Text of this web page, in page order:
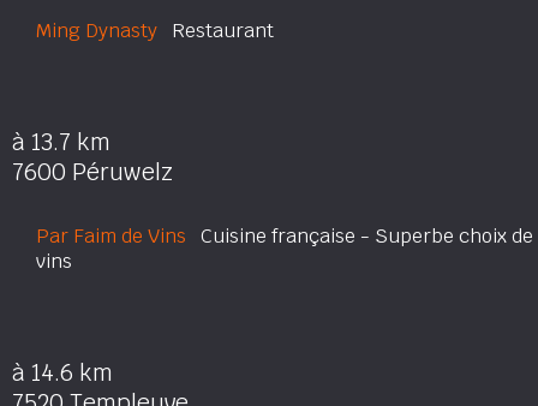
Ming Dynasty Restaurant
à 13.7 km
7600 Péruwelz
Par Faim de Vins Cuisine française - Superbe choix de
vins
à 14.6 km